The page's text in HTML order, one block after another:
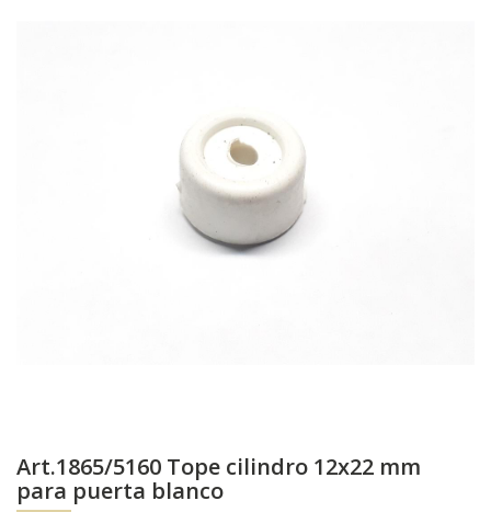
Art.1865/5160 Tope cilindro 12x22 mm
para puerta blanco